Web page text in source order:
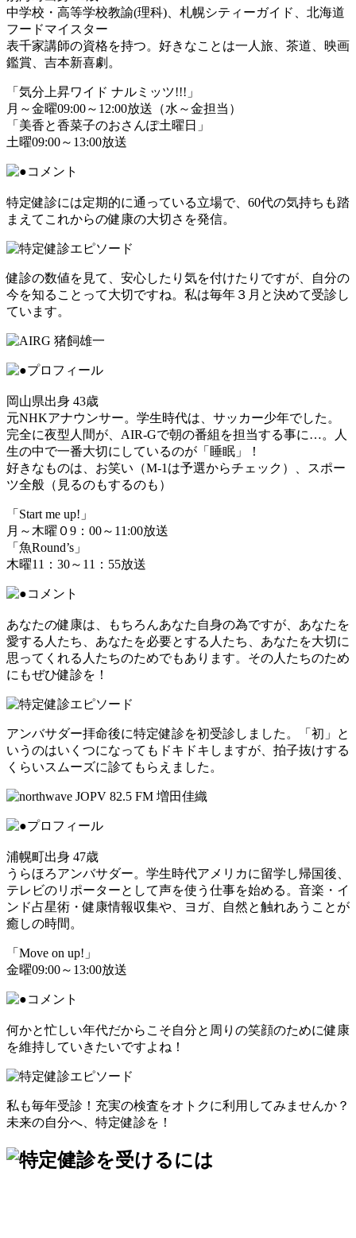
中学校・高等学校教諭(理科)、札幌シティーガイド、北海道
フードマイスター
表千家講師の資格を持つ。好きなことは一人旅、茶道、映画
鑑賞、吉本新喜劇。
「気分上昇ワイド ナルミッツ!!!」
月～金曜09:00～12:00放送（水～金担当）
「美香と香菜子のおさんぽ土曜日」
土曜09:00～13:00放送
特定健診には定期的に通っている立場で、60代の気持ちも踏
まえてこれからの健康の大切さを発信。
健診の数値を見て、安心したり気を付けたりですが、自分の
今を知ることって大切ですね。私は毎年３月と決めて受診し
ています。
岡山県出身 43歳
元NHKアナウンサー。学生時代は、サッカー少年でした。
完全に夜型人間が、AIR-Gで朝の番組を担当する事に…。人
生の中で一番大切にしているのが「睡眠」！
好きなものは、お笑い（M-1は予選からチェック）、スポー
ツ全般（見るのもするのも）
「Start me up!」
月～木曜０9：00～11:00放送
「魚Round’s」
木曜11：30～11：55放送
あなたの健康は、もちろんあなた自身の為ですが、あなたを
愛する人たち、あなたを必要とする人たち、あなたを大切に
思ってくれる人たちのためでもあります。その人たちのため
にもぜひ健診を！
アンバサダー拝命後に特定健診を初受診しました。「初」と
いうのはいくつになってもドキドキしますが、拍子抜けする
くらいスムーズに診てもらえました。
浦幌町出身 47歳
うらほろアンバサダー。学生時代アメリカに留学し帰国後、
テレビのリポーターとして声を使う仕事を始める。音楽・イ
ンド占星術・健康情報収集や、ヨガ、自然と触れあうことが
癒しの時間。
「Move on up!」
金曜09:00～13:00放送
何かと忙しい年代だからこそ自分と周りの笑顔のために健康
を維持していきたいですよね！
私も毎年受診！充実の検査をオトクに利用してみませんか？
未来の自分へ、特定健診を！